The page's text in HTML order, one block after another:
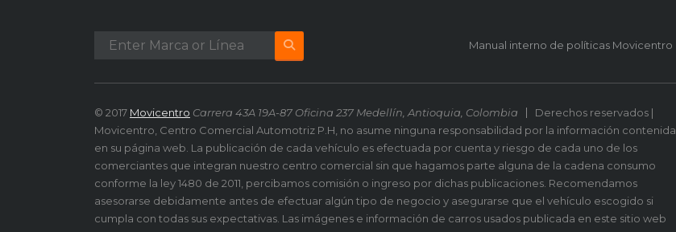
Manual interno de políticas Movicentro
© 2017 Movicentro Carrera 43A 19A-87 Oficina 237 Medellín, Antioquia, Colombia
Derechos reservados |
Movicentro, Centro Comercial Automotriz P.H, no asume ninguna responsabilidad por la información contenida
en su página web. La publicación de cada vehículo es efectuada por cuenta y riesgo de cada uno de los
comerciantes que integran nuestro centro comercial sin que hagamos parte alguna de la cadena consumo
conforme la ley 1480 de 2011, percibamos comisión o ingreso por dichas publicaciones. Recomendamos
asesorarse debidamente antes de efectuar algún tipo de negocio y asegurarse que el vehículo escogido si
cumpla con todas sus expectativas. Las imágenes e información de carros usados publicada en este sitio web